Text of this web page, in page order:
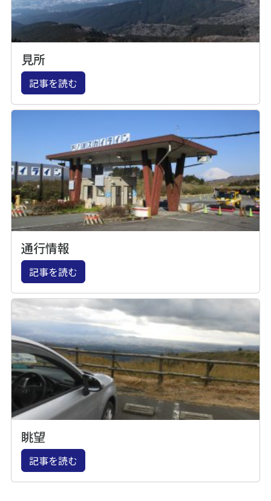
見所
記事を読む
通行情報
記事を読む
眺望
記事を読む